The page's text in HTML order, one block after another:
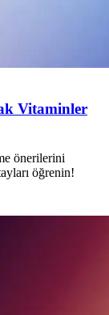
Vitaminler
önerilerini
öğrenin!